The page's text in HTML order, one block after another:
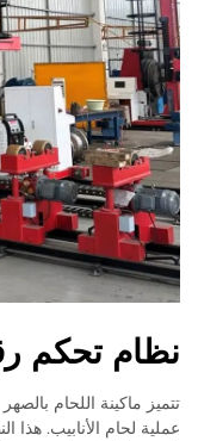
نظام تحكم
تتميز ماكينة اللحام
عملية لحام الأنابيب.